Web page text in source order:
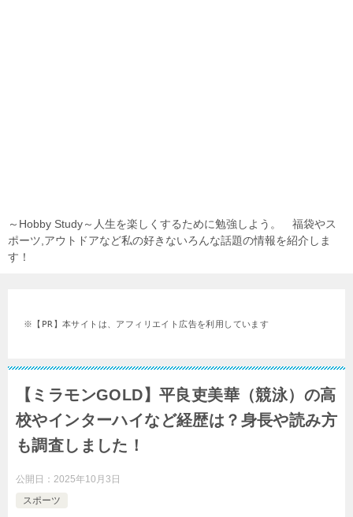
～Hobby Study～人生を楽しくするために勉強しよう。 福袋やス
ポーツ,アウトドアなど私の好きないろんな話題の情報を紹介しま
す！
※【PR】本サイトは、アフィリエイト広告を利用しています
【ミラモンGOLD】平良吏美華（競泳）の高
校やインターハイなど経歴は？身長や読み方
も調査しました！
公開日： 2025年10月3日
スポーツ